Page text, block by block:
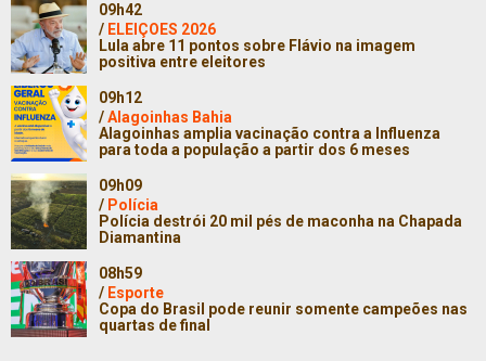
09h42
/ ELEIÇOES 2026
Lula abre 11 pontos sobre Flávio na imagem
positiva entre eleitores
09h12
/Alagoinhas Bahia
Alagoinhas amplia vacinação contra a Influenza
para toda a população a partir dos 6 meses
09h09
/ Polícia
Polícia destrói 20 mil pés de maconha na Chapada
Diamantina
08h59
/ Esporte
Copa do Brasil pode reunir somente campeões nas
quartas de final